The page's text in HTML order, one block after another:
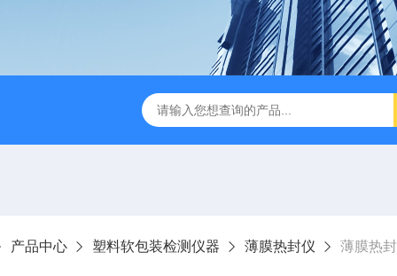
试仪YBB00332002 金属箔片摆锤冲击测定仪
产品中心 塑料软包装检测仪器 薄膜热封仪 薄膜热